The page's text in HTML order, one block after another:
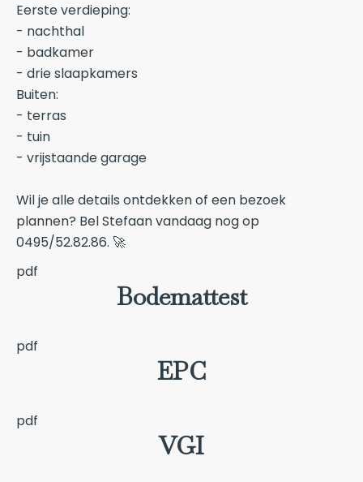
Eerste verdieping:
- nachthal
- badkamer
- drie slaapkamers
Buiten:
- terras
- tuin
- vrijstaande garage
Wil je alle details ontdekken of een bezoek
plannen? Bel Stefaan vandaag nog op
0495/52.82.86. 🚀
pdf
Bodemattest
pdf
EPC
pdf
VGI